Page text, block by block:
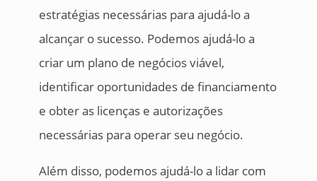
estratégias necessárias para ajudá-lo a
alcançar o sucesso. Podemos ajudá-lo a
criar um plano de negócios viável,
identificar oportunidades de financiamento
e obter as licenças e autorizações
necessárias para operar seu negócio.
Além disso, podemos ajudá-lo a lidar com